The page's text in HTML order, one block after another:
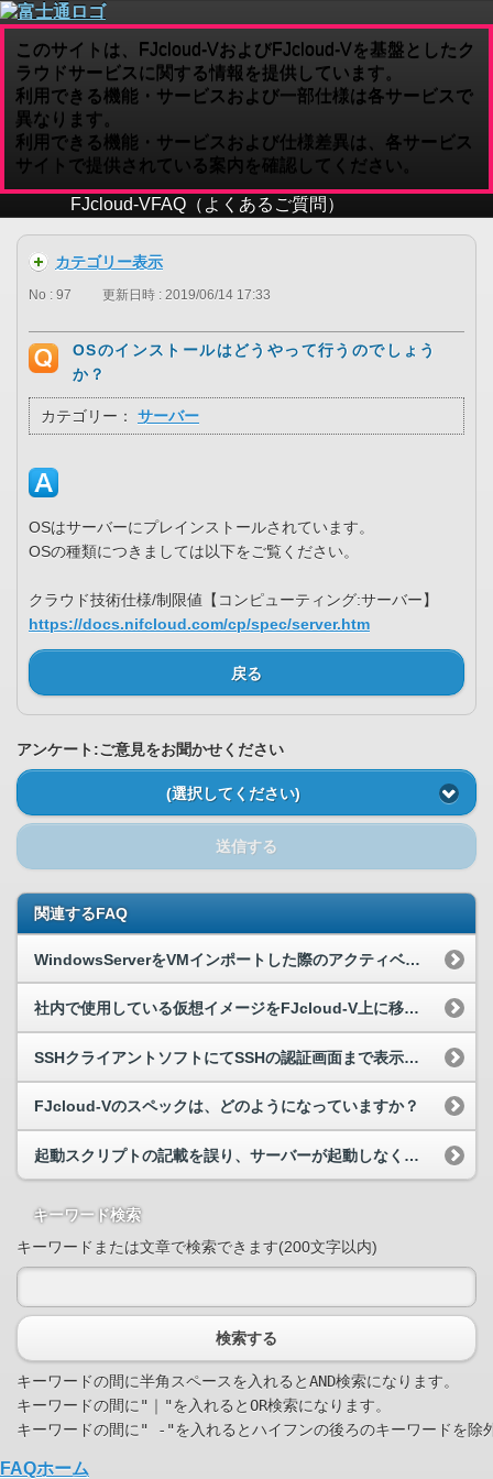
このサイトは、FJcloud-VおよびFJcloud-Vを基盤としたク
ラウドサービスに関する情報を提供しています。
利用できる機能・サービスおよび一部仕様は各サービスで
異なります。
利用できる機能・サービスおよび仕様差異は、各サービス
サイトで提供されている案内を確認してください。
FJcloud-VFAQ（よくあるご質問）
カテゴリー表示
No : 97 更新日時 : 2019/06/14 17:33
OSのインストールはどうやって行うのでしょう
か？
カテゴリー： サーバー
OSはサーバーにプレインストールされています。
OSの種類につきましては以下をご覧ください。
クラウド技術仕様/制限値【コンピューティング:サーバー】
https://docs.nifcloud.com/cp/spec/server.htm
戻る
アンケート:ご意見をお聞かせください
(選択してください)
送信する
関連するFAQ
WindowsServerをVMインポートした際のアクティベーションについて
社内で使用している仮想イメージをFJcloud-V上に移行することは可能ですか。
SSHクライアントソフトにてSSHの認証画面まで表示されるがログインが行えない
FJcloud-Vのスペックは、どのようになっていますか？
起動スクリプトの記載を誤り、サーバーが起動しなくなってしまいました。
キーワード検索
キーワードまたは文章で検索できます(200文字以内)
検索する
キーワードの間に半角スペースを入れるとAND検索になります。
キーワードの間に"｜"を入れるとOR検索になります。
FAQホーム